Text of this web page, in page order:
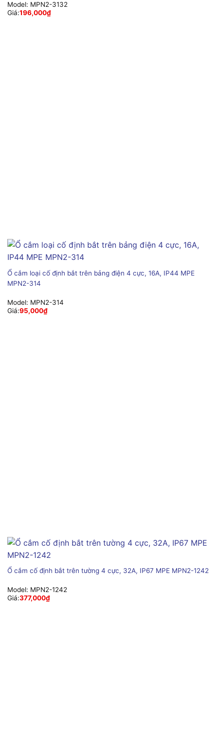
Model: MPN2-3132
Giá:196,000₫
Ổ cắm loại cố định bắt trên bảng điện 4 cực, 16A, IP44 MPE
MPN2-314
Model: MPN2-314
Giá:95,000₫
Ổ cắm cố định bắt trên tường 4 cực, 32A, IP67 MPE MPN2-1242
Model: MPN2-1242
Giá:377,000₫